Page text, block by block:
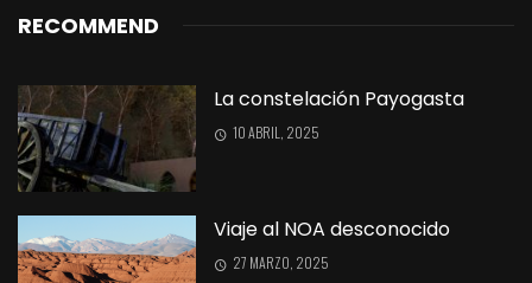
RECOMMEND
La constelación Payogasta
10 ABRIL, 2025
Viaje al NOA desconocido
27 MARZO, 2025